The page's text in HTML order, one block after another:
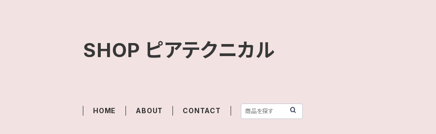
SHOP ピアテクニカル
HOME ABOUT CONTACT